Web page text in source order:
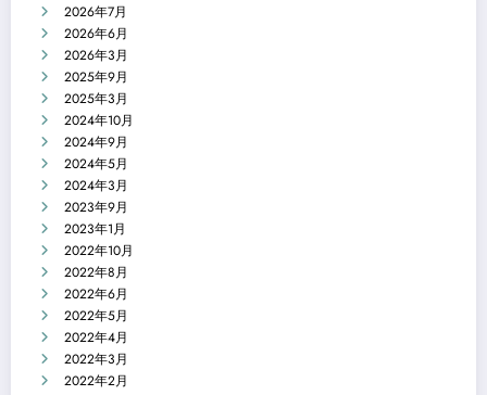
2026年7月
2026年6月
2026年3月
2025年9月
2025年3月
2024年10月
2024年9月
2024年5月
2024年3月
2023年9月
2023年1月
2022年10月
2022年8月
2022年6月
2022年5月
2022年4月
2022年3月
2022年2月